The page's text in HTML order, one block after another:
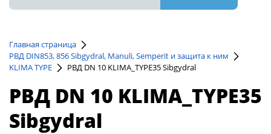
Главная страница
РВД DIN853, 856 Sibgydral, Manuli, Semperit и защита к ним
KLIMA TYPE
РВД DN 10 KLIMA_TYPE35 Sibgydral
РВД DN 10 KLIMA_TYPE35
Sibgydral